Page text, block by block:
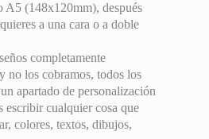
A5 (148x120mm), después
a una cara o a doble
completamente
no los cobramos, todos los
apartado de personalización
escribir cualquier cosa que
colores, textos, dibujos,